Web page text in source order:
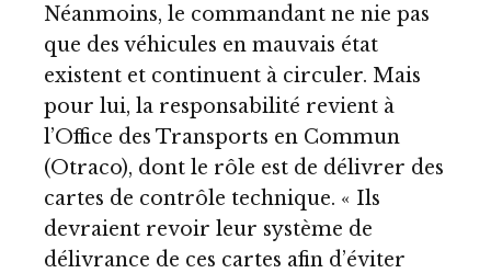
Néanmoins, le commandant ne nie pas
que des véhicules en mauvais état
existent et continuent à circuler. Mais
pour lui, la responsabilité revient à
l’Office des Transports en Commun
(Otraco), dont le rôle est de délivrer des
cartes de contrôle technique. « Ils
devraient revoir leur système de
délivrance de ces cartes afin d’éviter